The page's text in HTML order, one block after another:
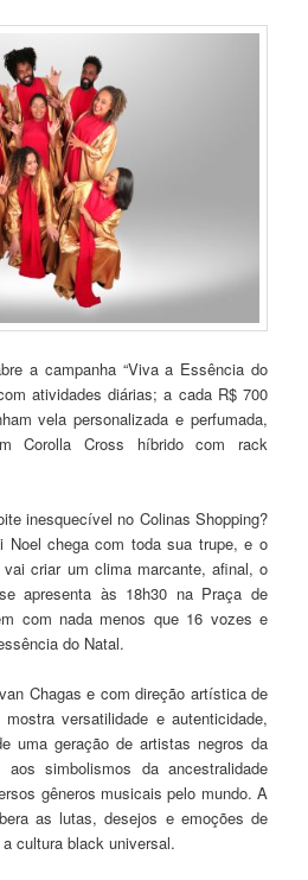
a campanha “Viva a Essência do
atividades diárias; a cada R$ 700
vela personalizada e perfumada,
Corolla Cross híbrido com rack
inesquecível no Colinas Shopping?
Noel chega com toda sua trupe, e o
vai criar um clima marcante, afinal, o
apresenta às 18h30 na Praça de
com nada menos que 16 vozes e
do Natal.
Chagas e com direção artística de
versatilidade e autenticidade,
uma geração de artistas negros da
simbolismos da ancestralidade
gêneros musicais pelo mundo. A
as lutas, desejos e emoções de
cultura black universal.